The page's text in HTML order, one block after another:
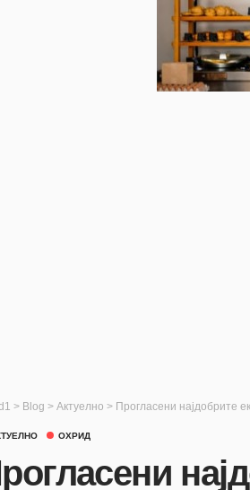
> Blog > Актуелно > Прогласени најдобрите
ОХРИД